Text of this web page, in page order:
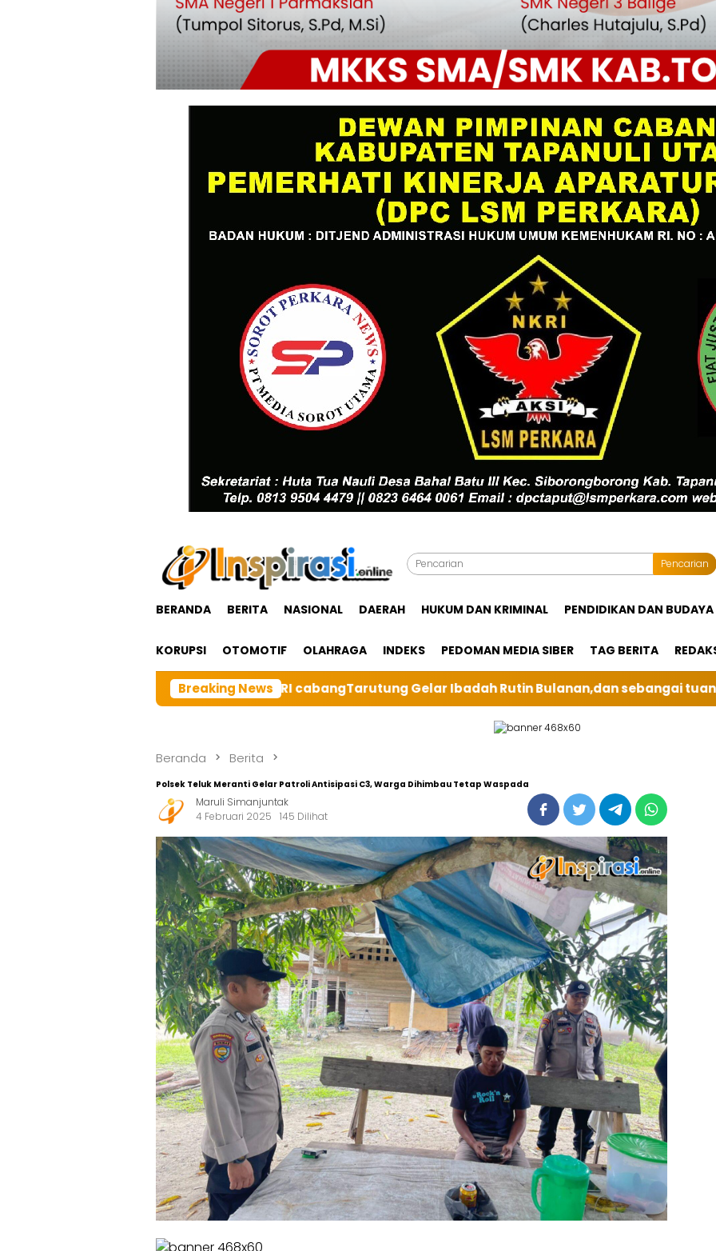
Pencarian
BERANDA BERITA NASIONAL DAERAH HUKUM DAN KRIMINAL PENDIDIKAN DAN BUDAYA
KORUPSI OTOMOTIF OLAHRAGA INDEKS PEDOMAN MEDIA SIBER TAG BERITA
Breaking News
Besar BRI cabangTarutung Gelar Ibadah Rutin Bulanan,dan sebangai tuan rumah kali ini BRI Unit Silindung
Beranda Berita
Polsek Teluk Meranti Gelar Patroli Antisipasi C3, Warga Dihimbau Tetap Waspada
Maruli Simanjuntak
4 Februari 2025
145 Dilihat